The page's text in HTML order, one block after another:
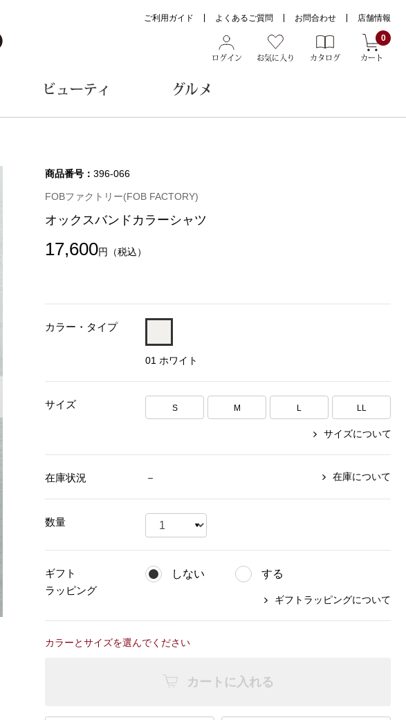
ログイン お気に入り カタログ
0
カート
ご利用ガイド よくあるご質問 お問合わせ 店舗情報
和装
その他
その他
BOGARD 最新号はこちら
おすすめブランド
カンタベリー
【特集】Travel Partner／トラベル
【特集】HELLY HANSEN／ヘリー
ハンセン
ファッション雑貨
マフラー／スヌード
手袋
その他
着物／浴衣
その他
リネアフレスコ
ヤッコマリカルド
ミスキョウコ
【特集】ベーシックアイテム for
おすすめブランド
ソニー
【特集】William Morris／ウィリア
ビューティ
ベキュア グラン／プレミアム
メイクプロポーション
ネイチャーマジック
かづきれいこ
テム
グルメ
食彩倶楽部
【特集】〈銀座 梅林〉国産ヒレ肉
商品番号： 396-066
FOBファクトリー(FOB FACTORY)
オックスバンドカラーシャツ
17,600円 （税込）
カラー・タイプ
01 ホワイト
サイズ S M L LL
サイズについて
在庫状況 － 在庫について
数量
ギフト
ラッピング
しない する
ギフトラッピングについて
カラーとサイズを選んでください
カートに入れる